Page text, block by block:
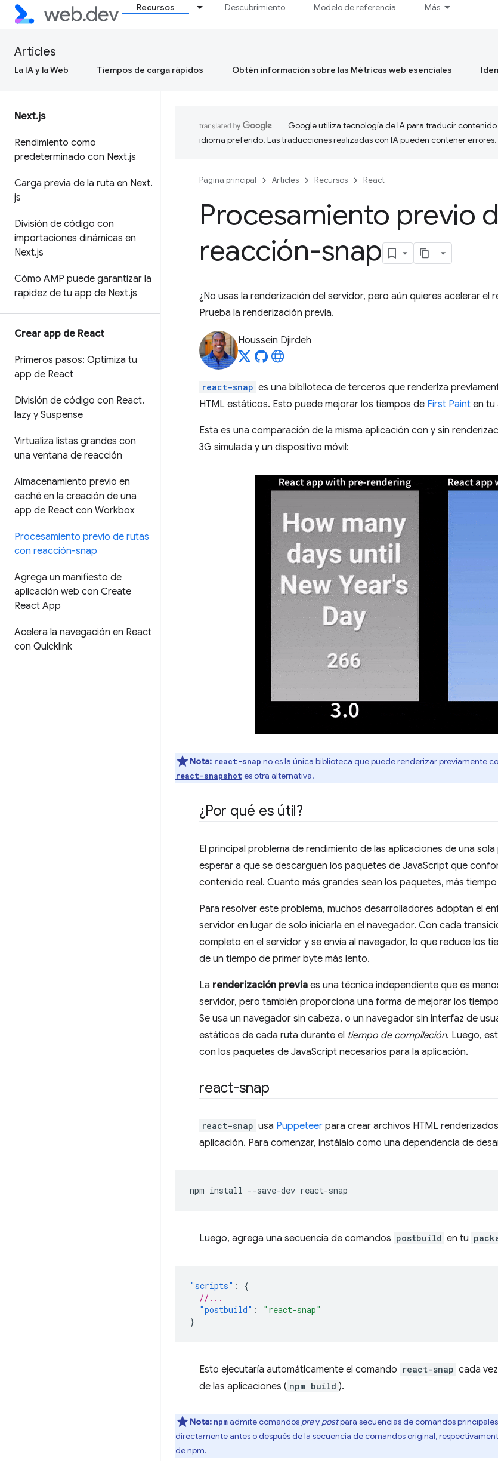
Recursos Descubrimiento Modelo de referencia Más
Articles
La IA y la Web Tiempos de carga rápidos Obtén información sobre las Métricas web esenciales
Next.js
Rendimiento como
predeterminado con Next.js
Carga previa de la ruta en Next.
js
División de código con
importaciones dinámicas en
Next.js
Cómo AMP puede garantizar la
rapidez de tu app de Next.js
Crear app de React
Primeros pasos: Optimiza tu
app de React
División de código con React.
lazy y Suspense
Virtualiza listas grandes con
una ventana de reacción
Almacenamiento previo en
caché en la creación de una
app de React con Workbox
Procesamiento previo de rutas
con reacción-snap
Agrega un manifiesto de
aplicación web con Create
React App
Acelera la navegación en React
con Quicklink
Google utiliza tecnología de IA para traducir contenido
idioma preferido. Las traducciones realizadas con IA pueden contener errores.
Página principal Articles Recursos React
Procesamiento previo
reacción-snap
¿No usas la renderización del servidor, pero aún quieres acelerar el
Prueba la renderización previa.
Houssein Djirdeh
react-snap es una biblioteca de terceros que renderiza
HTML estáticos. Esto puede mejorar los tiempos de First Paint en tu
Esta es una comparación de la misma aplicación con y sin
3G simulada y un dispositivo móvil:
Nota: react-snap no es la única biblioteca que puede renderizar previamente
react-snapshot es otra alternativa.
¿Por qué es útil?
El principal problema de rendimiento de las aplicaciones de una
esperar a que se descarguen los paquetes de JavaScript que
contenido real. Cuanto más grandes sean los paquetes, más
Para resolver este problema, muchos desarrolladores adoptan el
servidor en lugar de solo iniciarla en el navegador. Con cada
completo en el servidor y se envía al navegador, lo que reduce los
de un tiempo de primer byte más lento.
La renderización previa es una técnica independiente que es
servidor, pero también proporciona una forma de mejorar los
Se usa un navegador sin cabeza, o un navegador sin interfaz de
estáticos de cada ruta durante el tiempo de compilación. Luego,
con los paquetes de JavaScript necesarios para la aplicación.
react-snap
react-snap usa Puppeteer para crear archivos HTML
aplicación. Para comenzar, instálalo como una dependencia de
npm install --save-dev
Luego, agrega una secuencia de comandos postbuild en tu
"scripts" :
{
//...
"postbuild" :
"react-snap"
}
Esto ejecutaría automáticamente el comando react-snap cada
de las aplicaciones ( npm build ).
Nota: npmadmite comandos prey postpara secuencias de comandos
directamente antes o después de la secuencia de comandos original,
de npm.